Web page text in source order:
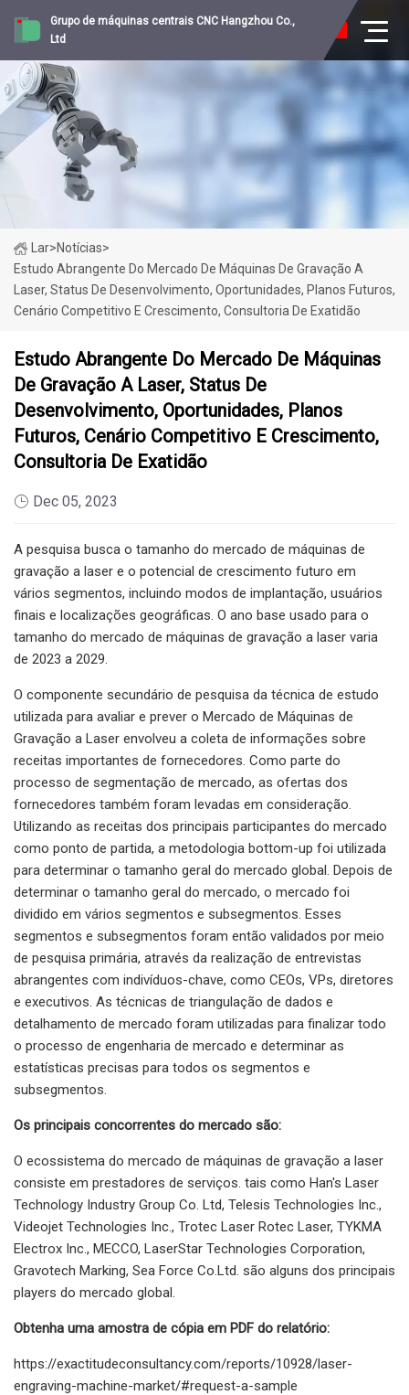
Grupo de máquinas centrais CNC Hangzhou Co.,
Ltd
Lar>Notícias>
Estudo Abrangente Do Mercado De Máquinas De Gravação A
Laser, Status De Desenvolvimento, Oportunidades, Planos Futuros,
Cenário Competitivo E Crescimento, Consultoria De Exatidão
Estudo Abrangente Do Mercado De Máquinas
De Gravação A Laser, Status De
Desenvolvimento, Oportunidades, Planos
Futuros, Cenário Competitivo E Crescimento,
Consultoria De Exatidão
Dec 05, 2023
A pesquisa busca o tamanho do mercado de máquinas de
gravação a laser e o potencial de crescimento futuro em
vários segmentos, incluindo modos de implantação, usuários
finais e localizações geográficas. O ano base usado para o
tamanho do mercado de máquinas de gravação a laser varia
de 2023 a 2029.
O componente secundário de pesquisa da técnica de estudo
utilizada para avaliar e prever o Mercado de Máquinas de
Gravação a Laser envolveu a coleta de informações sobre
receitas importantes de fornecedores. Como parte do
processo de segmentação de mercado, as ofertas dos
fornecedores também foram levadas em consideração.
Utilizando as receitas dos principais participantes do mercado
como ponto de partida, a metodologia bottom-up foi utilizada
para determinar o tamanho geral do mercado global. Depois de
determinar o tamanho geral do mercado, o mercado foi
dividido em vários segmentos e subsegmentos. Esses
segmentos e subsegmentos foram então validados por meio
de pesquisa primária, através da realização de entrevistas
abrangentes com indivíduos-chave, como CEOs, VPs, diretores
e executivos. As técnicas de triangulação de dados e
detalhamento de mercado foram utilizadas para finalizar todo
o processo de engenharia de mercado e determinar as
estatísticas precisas para todos os segmentos e
subsegmentos.
Os principais concorrentes do mercado são:
O ecossistema do mercado de máquinas de gravação a laser
consiste em prestadores de serviços. tais como Han's Laser
Technology Industry Group Co. Ltd, Telesis Technologies Inc.,
Videojet Technologies Inc., Trotec Laser Rotec Laser, TYKMA
Electrox Inc., MECCO, LaserStar Technologies Corporation,
Gravotech Marking, Sea Force Co.Ltd. são alguns dos principais
players do mercado global.
Obtenha uma amostra de cópia em PDF do relatório:
https://exactitudeconsultancy.com/reports/10928/laser-
engraving-machine-market/#request-a-sample